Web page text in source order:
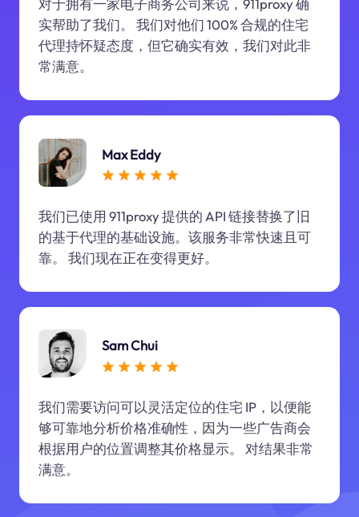
对于拥有一家电子商务公司来说，911proxy 确
实帮助了我们。 我们对他们 100% 合规的住宅
代理持怀疑态度，但它确实有效，我们对此非
常满意。
Max Eddy
我们已使用 911proxy 提供的 API 链接替换了旧
的基于代理的基础设施。该服务非常快速且可
靠。 我们现在正在变得更好。
Sam Chui
我们需要访问可以灵活定位的住宅 IP，以便能
够可靠地分析价格准确性，因为一些广告商会
根据用户的位置调整其价格显示。 对结果非常
满意。